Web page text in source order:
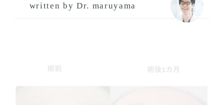
written by Dr. maruyama